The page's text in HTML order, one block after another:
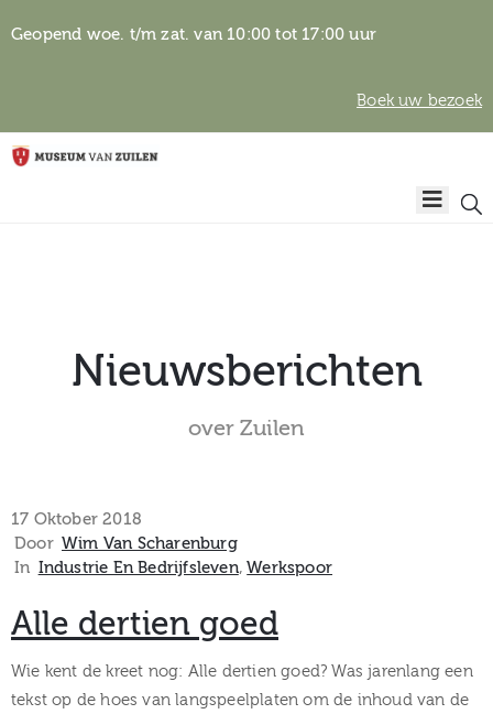
Geopend woe. t/m zat. van 10:00 tot 17:00 uur
Boek uw bezoek
Home
Activiteiten
Nieuwsberichten
over Zuilen
17 Oktober 2018
Door Wim Van Scharenburg
In Industrie En Bedrijfsleven‚Werkspoor
Alle dertien goed
Wie kent de kreet nog: Alle dertien goed? Was jarenlang een
tekst op de hoes van langspeelplaten om de inhoud van de
Algemene